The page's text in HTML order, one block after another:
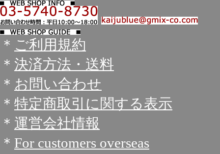
＊ ご利用規約
＊ 決済方法・送料
＊ お問い合わせ
＊ 特定商取引に関する表示
＊ 運営会社情報
＊ For customers overseas